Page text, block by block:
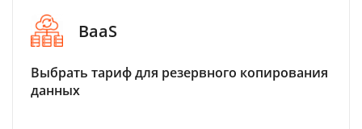
BaaS
Выбрать тариф для резервного копирования
данных